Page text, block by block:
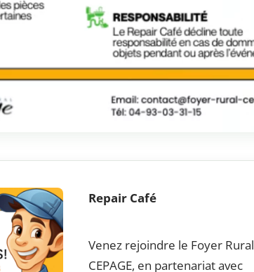
Repair Café
Venez rejoindre le Foyer Rural
CEPAGE, en partenariat avec